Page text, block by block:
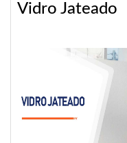
Vidro Jateado